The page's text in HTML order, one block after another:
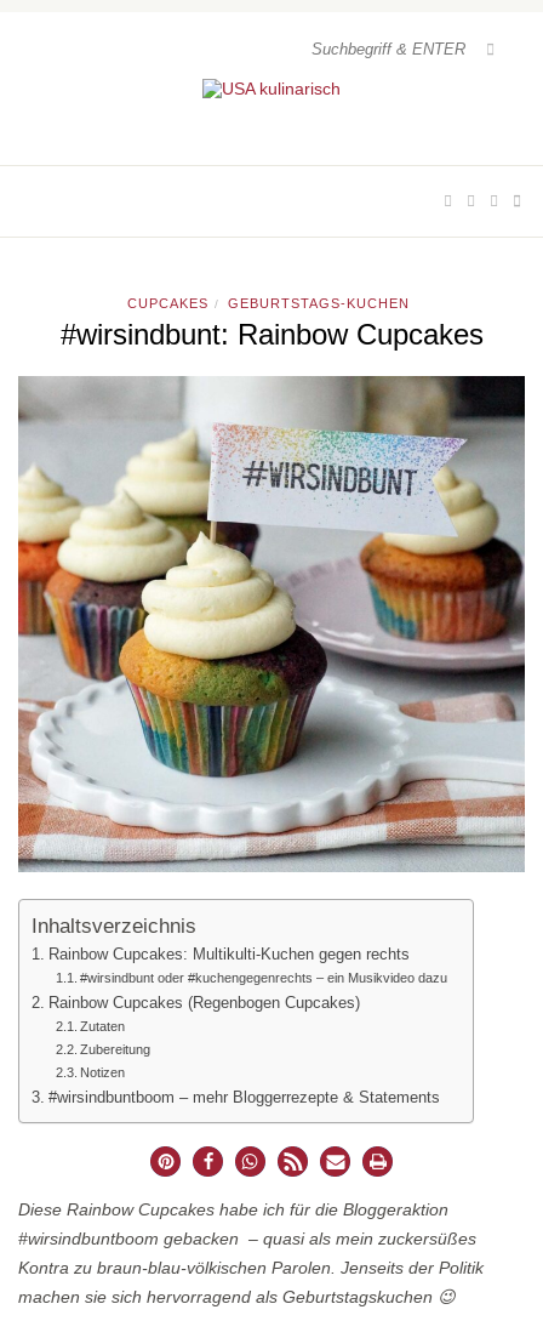
CUPCAKES / GEBURTSTAGS-KUCHEN
#wirsindbunt: Rainbow Cupcakes
Inhaltsverzeichnis
Rainbow Cupcakes: Multikulti-Kuchen gegen rechts
#wirsindbunt oder #kuchengegenrechts – ein Musikvideo dazu
Rainbow Cupcakes (Regenbogen Cupcakes)
Zutaten
Zubereitung
Notizen
#wirsindbuntboom – mehr Bloggerrezepte & Statements
Diese Rainbow Cupcakes habe ich für die Bloggeraktion
#wirsindbuntboom gebacken – quasi als mein zuckersüßes
Kontra zu braun-blau-völkischen Parolen. Jenseits der Politik
machen sie sich hervorragend als Geburtstagskuchen 😉